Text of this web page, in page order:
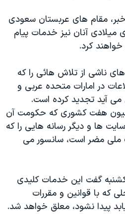
«سی‌پک»
مقام های عربستان سعودی
میلادی آنان نیز خدمات پیام
کرد.
های ناشی از تلاش هائی را که
در امارات متحده عربی و
آید تجدید کرده است.
هفت کشوری که حکومت آن
ها و دیگر رسانه هایی را که
ملی مضر است، سانسور می
گفت این خدمات کلیدی
که با قوانین و مقررات
پیدا نشود، معلق خواهد شد.